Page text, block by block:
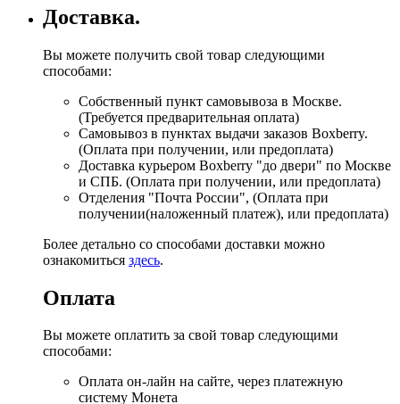
Доставка.
Вы можете получить свой товар следующими
способами:
Собственный пункт самовывоза в Москве.
(Требуется предварительная оплата)
Самовывоз в пунктах выдачи заказов Boxberry.
(Оплата при получении, или предоплата)
Доставка курьером Boxberry "до двери" по Москве
и СПБ. (Оплата при получении, или предоплата)
Отделения "Почта России", (Оплата при
получении(наложенный платеж), или предоплата)
Более детально со способами доставки можно
ознакомиться здесь.
Оплата
Вы можете оплатить за свой товар следующими
способами:
Оплата он-лайн на сайте, через платежную
систему Монета